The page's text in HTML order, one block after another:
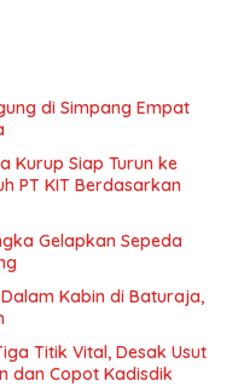
di Simpang Empat
Kurup Siap Turun ke
PT KIT Berdasarkan
Gelapkan Sepeda
Kabin di Baturaja,
Titik Vital, Desak Usut
dan Copot Kadisdik